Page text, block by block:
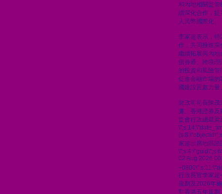
和內地相關監管
續深化合作，提
人民幣國際化。
李家超表示，特
作，共同推進深
繼續拓展與內地
債券通、跨境理
的投資和風險
促進金融市場的
國建設貢獻力量
財政司司長陳
濂、香港證券及
監會行政總裁
家超出席地區諮
02 Aug 2026
行政長官李家超
規劃及2026年
對香港五年規劃